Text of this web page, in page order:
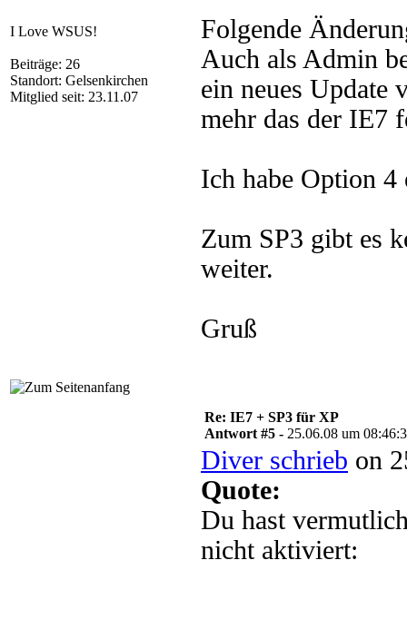
I Love WSUS!
Beiträge: 26
Standort: Gelsenkirchen
Mitglied seit: 23.11.07
Folgende
Auch als Admin
ein neues Update
mehr das der IE7
Ich habe Option 4
Zum SP3 gibt es
weiter.
Gruß
Re: IE7 + SP3 für XP
Antwort #5 - 25.06.08 um
Diver schrieb on
Quote:
Du hast
nicht aktiviert: